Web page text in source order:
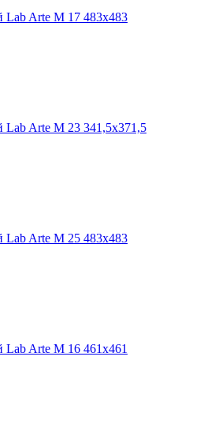
Lab Arte М 17 483х483
Lab Arte М 23 341,5х371,5
Lab Arte М 25 483х483
Lab Arte М 16 461х461